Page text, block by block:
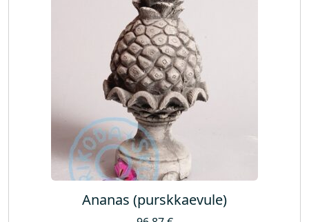
Ananas (purskkaevule)